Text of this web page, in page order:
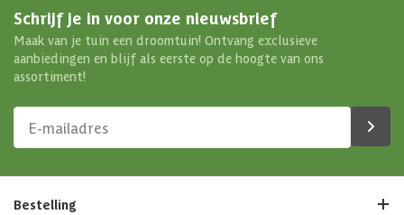
Schrijf je in voor onze nieuwsbrief
Maak van je tuin een droomtuin! Ontvang exclusieve
aanbiedingen en blijf als eerste op de hoogte van ons
assortiment!
Bestelling